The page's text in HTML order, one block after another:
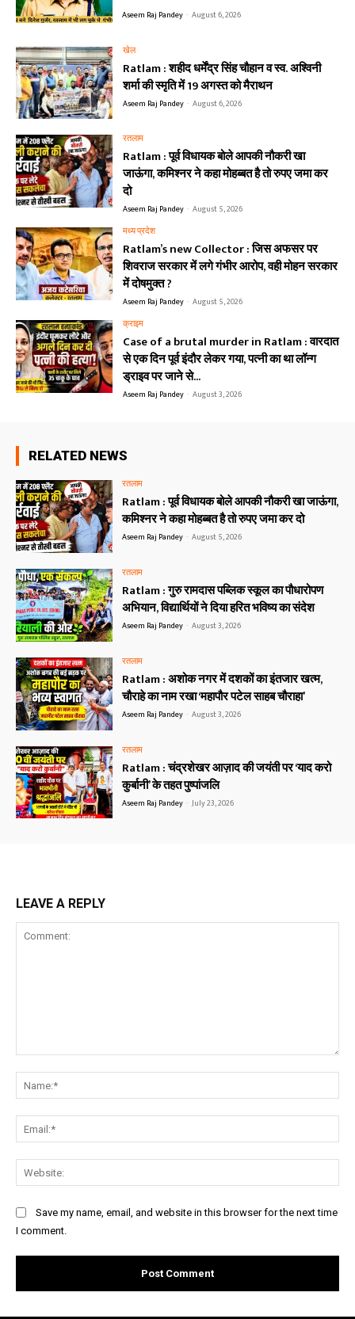
Aseem Raj Pandey - August 6, 2026
खेल
Ratlam : शहीद धर्मेंद्र सिंह चौहान व स्व. अश्विनी
शर्मा की स्मृति में 19 अगस्त को मैराथन
Aseem Raj Pandey - August 6, 2026
रतलाम
Ratlam : पूर्व विधायक बोले आपकी नौकरी खा
जाऊंगा, कमिश्नर ने कहा मोहब्बत है तो रुपए जमा कर
दो
Aseem Raj Pandey - August 5, 2026
मध्य प्रदेश
Ratlam’s new Collector : जिस अफसर पर
शिवराज सरकार में लगे गंभीर आरोप, वही मोहन सरकार
में दोषमुक्त ?
Aseem Raj Pandey - August 5, 2026
क्राइम
Case of a brutal murder in Ratlam : वारदात
से एक दिन पूर्व इंदौर लेकर गया, पत्नी का था लॉन्ग
ड्राइव पर जाने से...
Aseem Raj Pandey - August 3, 2026
RELATED NEWS
रतलाम
Ratlam : पूर्व विधायक बोले आपकी नौकरी खा जाऊंगा,
कमिश्नर ने कहा मोहब्बत है तो रुपए जमा कर दो
Aseem Raj Pandey - August 5, 2026
रतलाम
Ratlam : गुरु रामदास पब्लिक स्कूल का पौधारोपण
अभियान, विद्यार्थियों ने दिया हरित भविष्य का संदेश
Aseem Raj Pandey - August 3, 2026
रतलाम
Ratlam : अशोक नगर में दशकों का इंतजार खत्म,
चौराहे का नाम रखा ‘महापौर पटेल साहब चौराहा’
Aseem Raj Pandey - August 3, 2026
रतलाम
Ratlam : चंद्रशेखर आज़ाद की जयंती पर ‘याद करो
कुर्बानी’ के तहत पुष्पांजलि
Aseem Raj Pandey - July 23, 2026
LEAVE A REPLY
Save my name, email, and website in this browser for the next time
I comment.